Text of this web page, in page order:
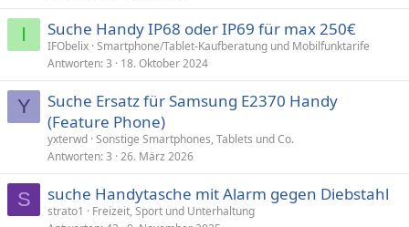
I Suche Handy IP68 oder IP69 für max 250€
IFObelix Smartphone/Tablet-Kaufberatung und Mobilfunktarife
Antworten 3 18. Oktober 2024
Y
Suche Ersatz für Samsung E2370 Handy
(Feature Phone)
yxterwd Sonstige Smartphones, Tablets und Co.
Antworten 3 26. März 2026
S suche Handytasche mit Alarm gegen Diebstahl
strato1
Freizeit, Sport und Unterhaltung